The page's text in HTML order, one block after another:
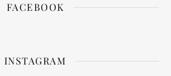
FACEBOOK
INSTAGRAM